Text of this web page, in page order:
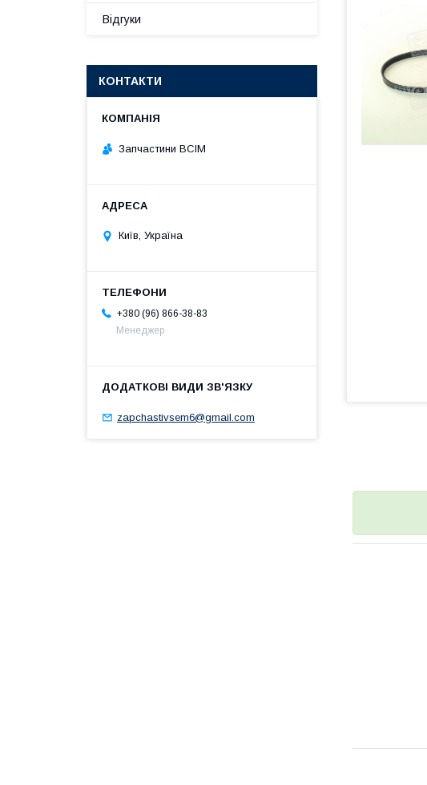
Відгуки
КОНТАКТИ
Запчастини ВСІМ
Київ, Україна
+380 (96) 866-38-83
Менеджер
zapchastivsem6@gmail.com